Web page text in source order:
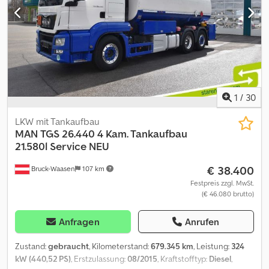
1 / 30
Bruck-Waasen 107 km
LKW mit Tankaufbau
MAN TGS 26.440 4 Kam. Tankaufbau
21.580l Service NEU
€ 38.400
Festpreis zzgl. MwSt.
(€ 46.080 brutto)
Anfragen Anrufen
Zustand:gebraucht, Kilometerstand:679.345 km, Leistung: 324
kW (440,52 PS), Erstzulassung:08/2015, Kraftstofftyp: Diesel,